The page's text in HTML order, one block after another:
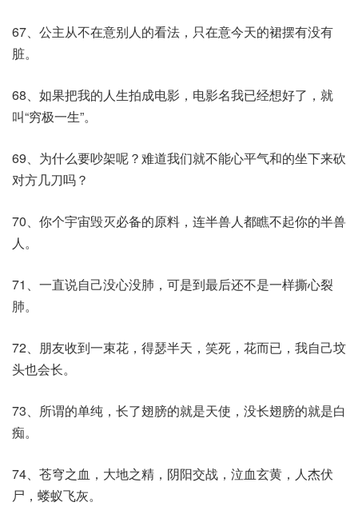
67、公主从不在意别人的看法，只在意今天的裙摆有没有
脏。
68、如果把我的人生拍成电影，电影名我已经想好了，就
叫“穷极一生”。
69、为什么要吵架呢？难道我们就不能心平气和的坐下来砍
对方几刀吗？
70、你个宇宙毁灭必备的原料，连半兽人都瞧不起你的半兽
人。
71、一直说自己没心没肺，可是到最后还不是一样撕心裂
肺。
72、朋友收到一束花，得瑟半天，笑死，花而已，我自己坟
头也会长。
73、所谓的单纯，长了翅膀的就是天使，没长翅膀的就是白
痴。
74、苍穹之血，大地之精，阴阳交战，泣血玄黄，人杰伏
尸，蝼蚁飞灰。